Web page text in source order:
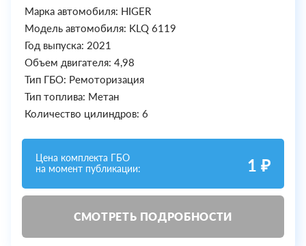
Марка автомобиля: HIGER
Модель автомобиля: KLQ 6119
Год выпуска: 2021
Объем двигателя: 4,98
Тип ГБО: Ремоторизация
Тип топлива: Метан
Количество цилиндров: 6
Цена комплекта ГБО
на момент публикации:
1 ₽
СМОТРЕТЬ ПОДРОБНОСТИ